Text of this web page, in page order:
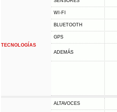
TECNOLOGÍAS
WI-FI
BLUETOOTH
GPS
ADEMÁS
ALTAVOCES